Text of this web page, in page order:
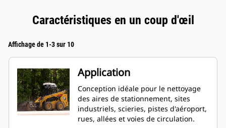
Caractéristiques en un coup d'œil
Affichage de 1-3 sur 10
Application
Conception idéale pour le nettoyage
des aires de stationnement, sites
industriels, scieries, pistes d'aéroport,
rues, allées et voies de circulation.